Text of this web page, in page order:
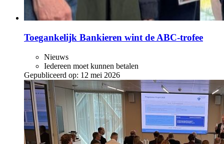
Toegankelijk Bankieren wint de ABC‑trofee
Nieuws
Iedereen moet kunnen betalen
Gepubliceerd op: 12 mei 2026